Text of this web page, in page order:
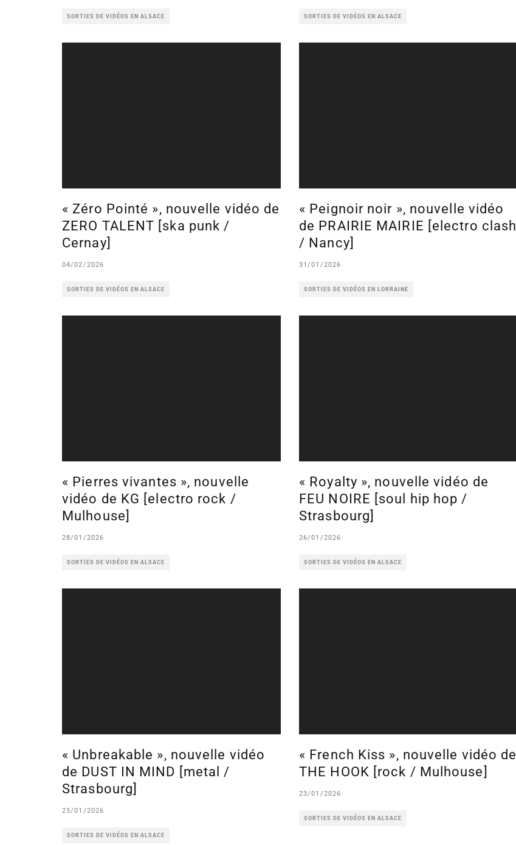
SORTIES DE VIDÉOS EN ALSACE SORTIES DE VIDÉOS EN ALSACE
« Zéro Pointé », nouvelle vidéo de
ZERO TALENT [ska punk /
Cernay]
04/02/2026
SORTIES DE VIDÉOS EN ALSACE
« Peignoir noir », nouvelle vidéo
de PRAIRIE MAIRIE [electro clash
/ Nancy]
31/01/2026
SORTIES DE VIDÉOS EN LORRAINE
« Pierres vivantes », nouvelle
vidéo de KG [electro rock /
Mulhouse]
28/01/2026
SORTIES DE VIDÉOS EN ALSACE
« Royalty », nouvelle vidéo de
FEU NOIRE [soul hip hop /
Strasbourg]
26/01/2026
SORTIES DE VIDÉOS EN ALSACE
« Unbreakable », nouvelle vidéo
de DUST IN MIND [metal /
Strasbourg]
23/01/2026
SORTIES DE VIDÉOS EN ALSACE
« French Kiss », nouvelle vidéo de
THE HOOK [rock / Mulhouse]
23/01/2026
SORTIES DE VIDÉOS EN ALSACE